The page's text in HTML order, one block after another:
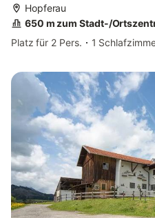
Hopferau
650 m zum Stadt-/
Platz für 2 Pers.
1